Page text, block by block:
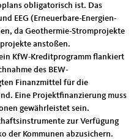
obligatorisch ist. Das
EEG (Erneuerbare-Energien-
da Geothermie-Stromprojekte
anstoßen.
KfW-Kreditprogramm flankiert
des BEW-
Finanzmittel für die
Eine Projektfinanzierung muss
gewährleistet sein.
zur Verfügung
der Kommunen abzusichern.